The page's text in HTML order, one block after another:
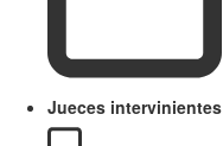
Jueces intervinientes